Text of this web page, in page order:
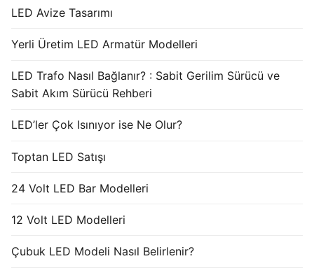
LED Avize Tasarımı
Yerli Üretim LED Armatür Modelleri
LED Trafo Nasıl Bağlanır? : Sabit Gerilim Sürücü ve
Sabit Akım Sürücü Rehberi
LED’ler Çok Isınıyor ise Ne Olur?
Toptan LED Satışı
24 Volt LED Bar Modelleri
12 Volt LED Modelleri
Çubuk LED Modeli Nasıl Belirlenir?